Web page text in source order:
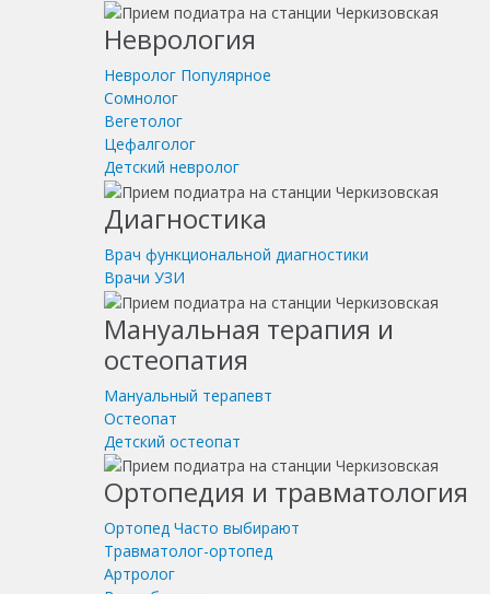
Неврология
Невролог Популярное
Сомнолог
Вегетолог
Цефалголог
Детский невролог
Диагностика
Врач функциональной диагностики
Врачи УЗИ
Мануальная терапия и
остеопатия
Мануальный терапевт
Остеопат
Детский остеопат
Ортопедия и травматология
Ортопед Часто выбирают
Травматолог-ортопед
Артролог